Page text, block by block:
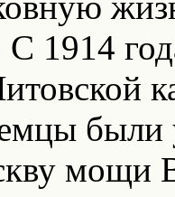
1914
мощи